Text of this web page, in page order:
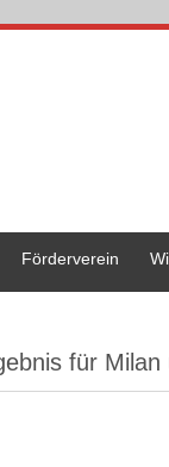
Förderverein
für Milan